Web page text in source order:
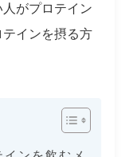
がプロテイン
インを摂る方